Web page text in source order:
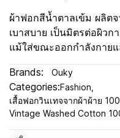
ผ้าฟอกสีน้ำตาลเข้ม ผลิต
เบาสบาย เป็นมิตรต่อผิวก
แม้ใส่ขณะออกกำลังกายแ
Brands: Ouky
Categories:Fashion
เสื้อฟอกวินเทจจากผ้าผ้าย
Vintage Washed Cotton